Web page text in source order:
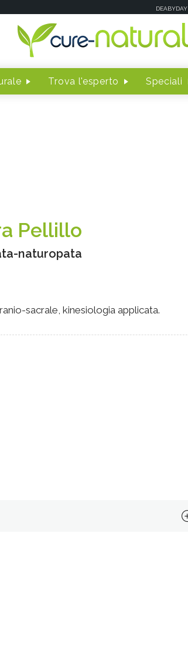
DEABYDAY
Trova l'esperto Speciali
Pellillo
naturopata
sacrale, kinesiologia applicata.